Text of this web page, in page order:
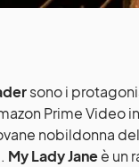
sono i
Prime Video
nobildonna
My Lady Janeè un